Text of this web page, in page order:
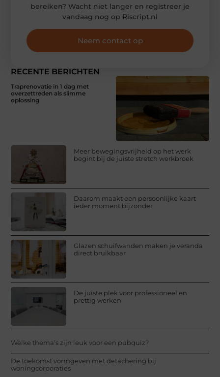
RECENTE BERICHTEN
Traprenovatie in 1 dag met
overzettreden als slimme
oplossing
Meer bewegingsvrijheid op het werk
begint bij de juiste stretch werkbroek
Daarom maakt een persoonlijke kaart
ieder moment bijzonder
Glazen schuifwanden maken je veranda
direct bruikbaar
De juiste plek voor professioneel en
prettig werken
Welke thema’s zijn leuk voor een pubquiz?
De toekomst vormgeven met detachering bij
woningcorporaties
bereiken? Wacht niet langer en registreer je
vandaag nog op Riscript.nl
Neem contact op